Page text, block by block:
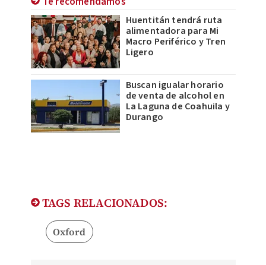
Huentitán tendrá ruta
alimentadora para Mi
Macro Periférico y Tren
Ligero
Buscan igualar horario
de venta de alcohol en
La Laguna de Coahuila y
Durango
TAGS RELACIONADOS:
Oxford